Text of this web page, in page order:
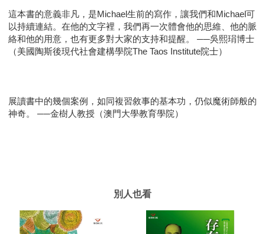
這本書的意義非凡，是Michael生前的寫作，讓我們和Michael可
以持續連結。在他的文字裡，我們再一次體會他的思維、他的脈
絡和他的用意，也有更多對大家的支持和提醒。 ──吳熙琄博士
（美國陶斯後現代社會建構學院The Taos Institute院士）
展讀書中的幾個案例，如同複習敘事的基本功，仍似魔術師般的
神奇。 ──金樹人教授（澳門大學教育學院）
別人也看